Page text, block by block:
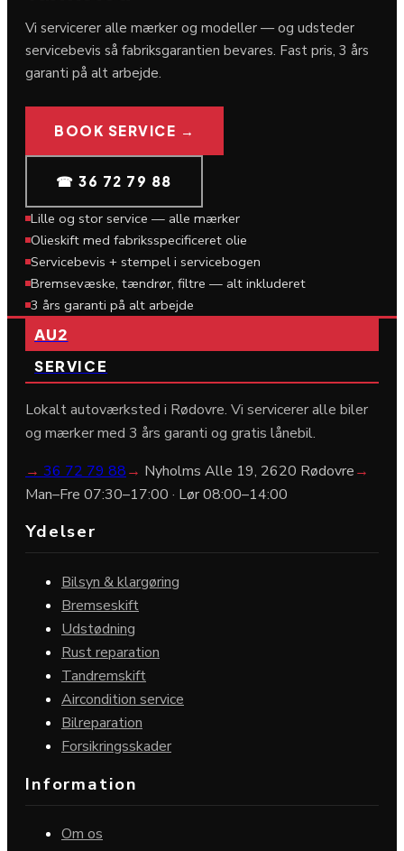
Vi servicerer alle mærker og modeller — og udsteder
servicebevis så fabriksgarantien bevares. Fast pris, 3 års
garanti på alt arbejde.
BOOK SERVICE →
☎ 36 72 79 88
Lille og stor service — alle mærker
Olieskift med fabriksspecificeret olie
Servicebevis + stempel i servicebogen
Bremsevæske, tændrør, filtre — alt inkluderet
3 års garanti på alt arbejde
AU2
SERVICE
Lokalt autoværksted i Rødovre. Vi servicerer alle biler
og mærker med 3 års garanti og gratis lånebil.
→ 36 72 79 88→ Nyholms Alle 19, 2620 Rødovre→
Man–Fre 07:30–17:00 · Lør 08:00–14:00
Ydelser
Bilsyn & klargøring
Bremseskift
Udstødning
Rust reparation
Tandremskift
Aircondition service
Bilreparation
Forsikringsskader
Information
Om os